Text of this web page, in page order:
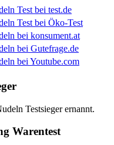
Test bei test.de
Test bei Öko-Test
bei konsument.at
bei Gutefrage.de
bei Youtube.com
Testsieger ernannt.
Warentest